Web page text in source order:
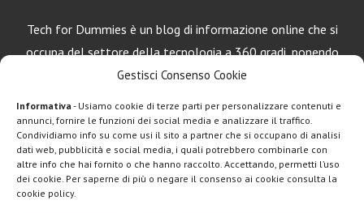
Gestisci Consenso Cookie
Informativa - Usiamo cookie di terze parti per personalizzare contenuti e
annunci, fornire le funzioni dei social media e analizzare il traffico.
Condividiamo info su come usi il sito a partner che si occupano di analisi
dati web, pubblicità e social media, i quali potrebbero combinarle con
altre info che hai fornito o che hanno raccolto. Accettando, permetti l’uso
dei cookie. Per saperne di più o negare il consenso ai cookie consulta la
cookie policy.
Tech for Dummies è un blog di informazione online che si
occupa del settore della tecnologia a 360 gradi, ponendo
una particolare attenzione al mondo Android, Apple e
LEGGI ANCHE
Google lancia
Search Live con